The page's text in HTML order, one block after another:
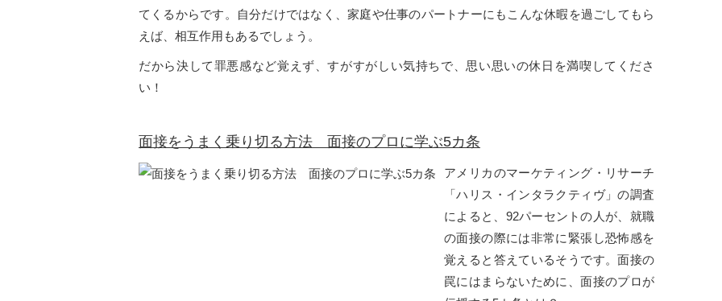
てくるからです。自分だけではなく、家庭や仕事のパートナーにもこんな休暇を過ごしてもら
えば、相互作用もあるでしょう。
だから決して罪悪感など覚えず、すがすがしい気持ちで、思い思いの休日を満喫してくださ
い！
面接をうまく乗り切る方法 面接のプロに学ぶ5カ条
アメリカのマーケティング・リサーチ
「ハリス・インタラクティヴ」の調査
によると、92パーセントの人が、就職
の面接の際には非常に緊張し恐怖感を
覚えると答えているそうです。面接の
罠にはまらないために、面接のプロが